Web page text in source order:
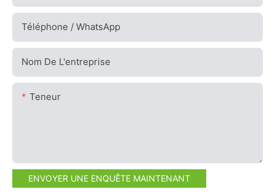
Téléphone / WhatsApp
Nom De L'entreprise
Teneur
ENVOYER UNE ENQUÊTE MAINTENANT